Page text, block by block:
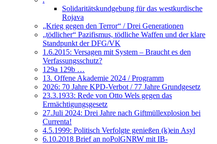
Solidaritätskundgebung für das westkurdische
Rojava
„Krieg gegen den Terror“ / Drei Generationen
„tödlicher“ Pazifismus, tödliche Waffen und der klare
Standpunkt der DFG/VK
1.6.2015: Versagen mit System – Braucht es den
Verfassungsschutz?
129a 129b …
13. Offene Akademie 2024 / Programm
2026: 70 Jahre KPD-Verbot / 77 Jahre Grundgesetz
23.3.1933: Rede von Otto Wels gegen das
Ermächtigungsgesetz
27.Juli 2024: Drei Jahre nach Giftmüllexplosion bei
Currenta!
4.5.1999: Politisch Verfolgte genießen (k)ein Asyl
6.10.2018 Brief an noPolGNRW mit IB-